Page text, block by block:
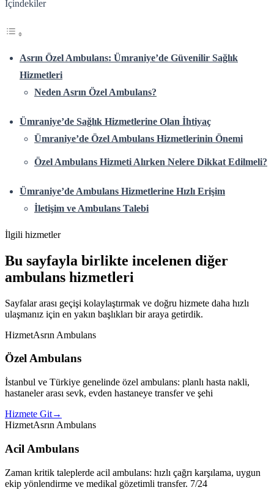
İçindekiler
Asrın Özel Ambulans: Ümraniye’de Güvenilir Sağlık
Hizmetleri
Neden Asrın Özel Ambulans?
Ümraniye’de Sağlık Hizmetlerine Olan İhtiyaç
Ümraniye’de Özel Ambulans Hizmetlerinin Önemi
Özel Ambulans Hizmeti Alırken Nelere Dikkat Edilmeli?
Ümraniye’de Ambulans Hizmetlerine Hızlı Erişim
İletişim ve Ambulans Talebi
İlgili hizmetler
Bu sayfayla birlikte incelenen diğer
ambulans hizmetleri
Sayfalar arası geçişi kolaylaştırmak ve doğru hizmete daha hızlı
ulaşmanız için en yakın başlıkları bir araya getirdik.
HizmetAsrın Ambulans
Özel Ambulans
İstanbul ve Türkiye genelinde özel ambulans: planlı hasta nakli,
hastaneler arası sevk, evden hastaneye transfer ve şehi
Hizmete Git→
HizmetAsrın Ambulans
Acil Ambulans
Zaman kritik taleplerde acil ambulans: hızlı çağrı karşılama, uygun
ekip yönlendirme ve medikal gözetimli transfer. 7/24